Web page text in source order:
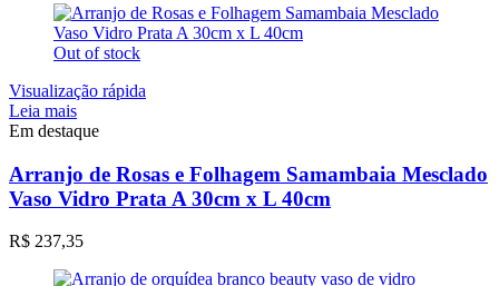
Out of stock
Visualização rápida
Leia mais
Em destaque
Arranjo de Rosas e Folhagem Samambaia Mesclado
Vaso Vidro Prata A 30cm x L 40cm
R$ 237,35